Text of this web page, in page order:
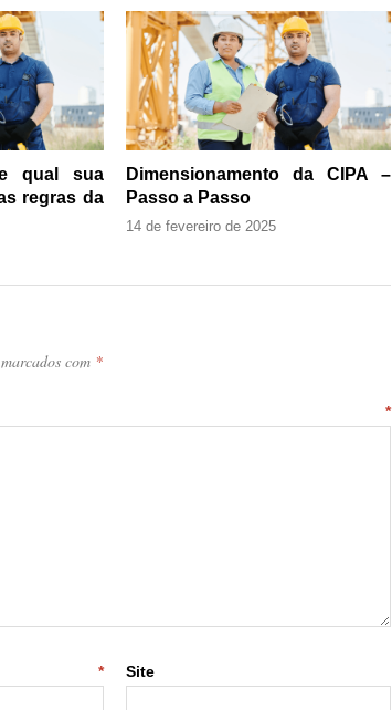
qual sua
regras da
Dimensionamento da CIPA –
Passo a Passo
14 de fevereiro de 2025
com *
*
* Site